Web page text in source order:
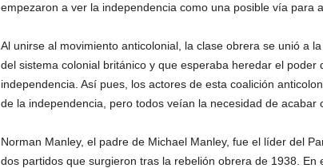
empezaron a ver la independencia como una posible vía para
Al unirse al movimiento anticolonial, la clase obrera se unió a
del sistema colonial británico y que esperaba heredar el poder
independencia. Así pues, los actores de esta coalición
de la independencia, pero todos veían la necesidad de acabar
Norman Manley, el padre de Michael Manley, fue el líder del
dos partidos que surgieron tras la rebelión obrera de 1938. En